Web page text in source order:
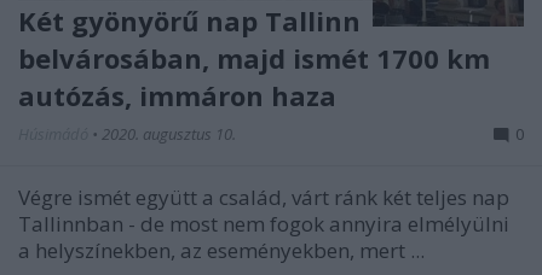
Két gyönyörű nap Tallinn
belvárosában, majd ismét 1700 km
autózás, immáron haza
• 2020. augusztus 10. 0
Végre ismét együtt a család, várt ránk két teljes nap
Tallinnban - de most nem fogok annyira elmélyülni
a helyszínekben, az eseményekben, mert ...